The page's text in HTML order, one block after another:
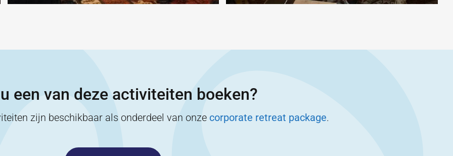
een van deze activiteiten boeken?
zijn beschikbaar als onderdeel van onze corporate retreat package.